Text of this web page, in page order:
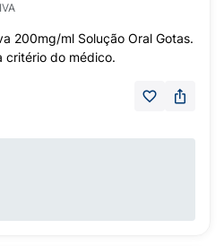
200mg/ml Solução Oral Gotas.
critério do médico.